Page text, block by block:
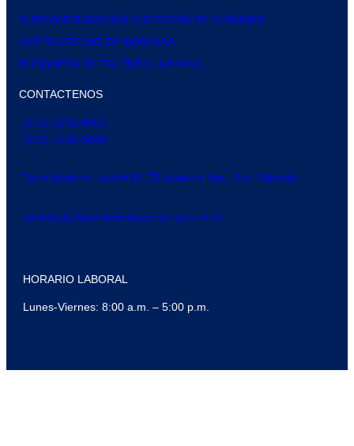
SUBCONTRATACIÓN Y GESTIÓN DE NÓMINAS
OUTSOURCING DE NÓMINAS
BÚSQUEDA DE TALENTO HUMANO
CONTACTENOS
(503) 2231-0900
(503) 7535-5843
Torre Molinos, local #15, 79 Avenida Nte., San Salvador
tecontrato@serviciosdepersonal.com.sv
HORARIO LABORAL
Lunes-Viernes: 8:00 a.m. – 5:00 p.m.